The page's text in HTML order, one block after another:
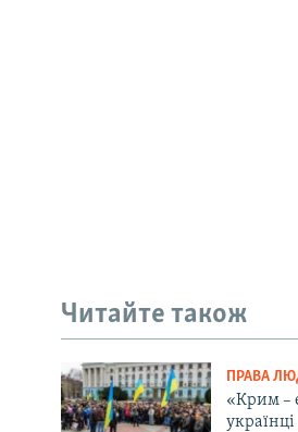
Читайте також
ПРАВА
«Крим –